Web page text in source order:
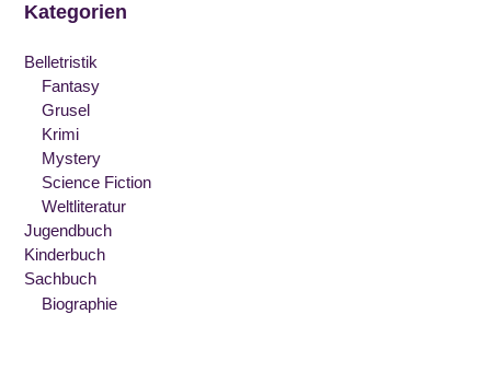
Kategorien
Belletristik
Fantasy
Grusel
Krimi
Mystery
Science Fiction
Weltliteratur
Jugendbuch
Kinderbuch
Sachbuch
Biographie